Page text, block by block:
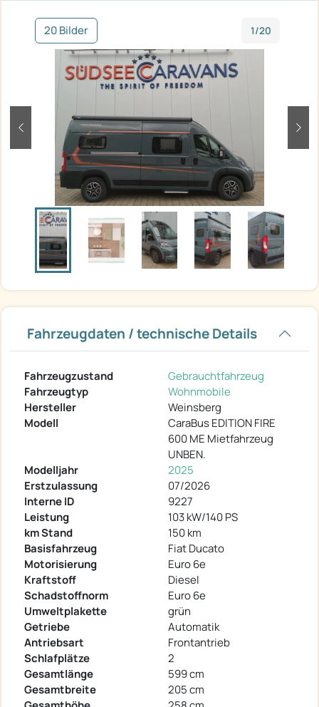
20 Bilder 1/20
zurück
Fahrzeugdaten / technische Details
Fahrzeugzustand
Gebrauchtfahrzeug
Fahrzeugtyp
Wohnmobile
Hersteller
Weinsberg
Modell
CaraBus EDITION FIRE
600 ME Mietfahrzeug
UNBEN.
Modelljahr
2025
Erstzulassung
07/2026
Interne ID
9227
Leistung
103 kW/140 PS
km Stand
150 km
Basisfahrzeug
Fiat Ducato
Motorisierung
Euro 6e
Kraftstoff
Diesel
Schadstoffnorm
Euro 6e
Umweltplakette
grün
Getriebe
Automatik
Antriebsart
Frontantrieb
Schlafplätze
2
Gesamtlänge
599 cm
Gesamtbreite
205 cm